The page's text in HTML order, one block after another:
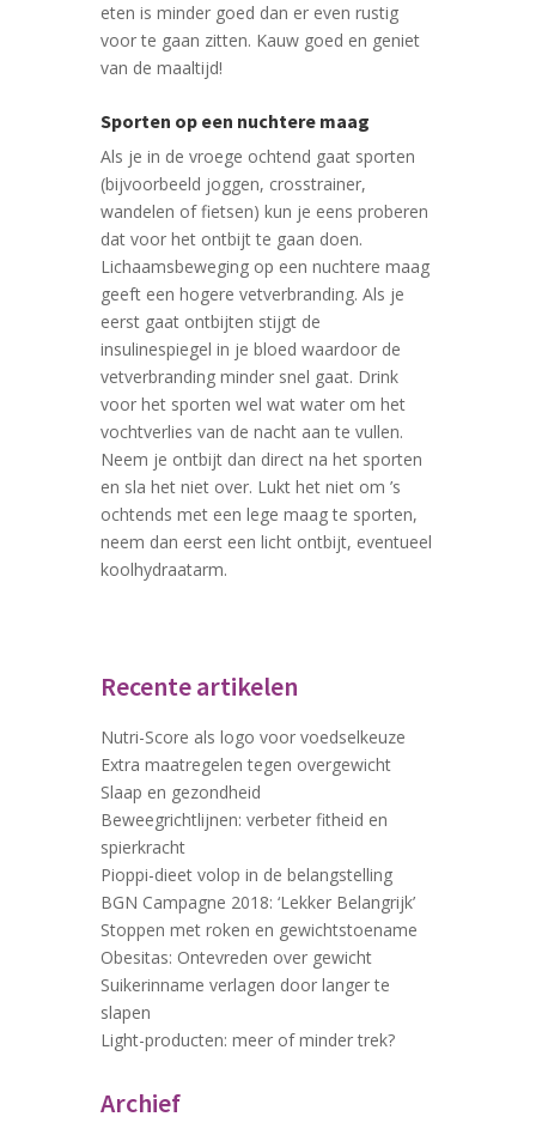
eten is minder goed dan er even rustig
voor te gaan zitten. Kauw goed en geniet
van de maaltijd!
Sporten op een nuchtere maag
Als je in de vroege ochtend gaat sporten
(bijvoorbeeld joggen, crosstrainer,
wandelen of fietsen) kun je eens proberen
dat voor het ontbijt te gaan doen.
Lichaamsbeweging op een nuchtere maag
geeft een hogere vetverbranding. Als je
eerst gaat ontbijten stijgt de
insulinespiegel in je bloed waardoor de
vetverbranding minder snel gaat. Drink
voor het sporten wel wat water om het
vochtverlies van de nacht aan te vullen.
Neem je ontbijt dan direct na het sporten
en sla het niet over. Lukt het niet om ’s
ochtends met een lege maag te sporten,
neem dan eerst een licht ontbijt, eventueel
koolhydraatarm.
Recente artikelen
Nutri-Score als logo voor voedselkeuze
Extra maatregelen tegen overgewicht
Slaap en gezondheid
Beweegrichtlijnen: verbeter fitheid en
spierkracht
Pioppi-dieet volop in de belangstelling
BGN Campagne 2018: ‘Lekker Belangrijk’
Stoppen met roken en gewichtstoename
Obesitas: Ontevreden over gewicht
Suikerinname verlagen door langer te
slapen
Light-producten: meer of minder trek?
Archief